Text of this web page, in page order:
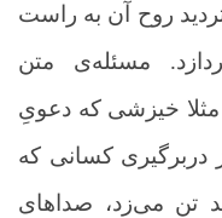
روح آن به راست
مسئله‌ی متن
خیزشی که دعویِ
دربرگیری کسانی که
تن می‌زد، صداهای